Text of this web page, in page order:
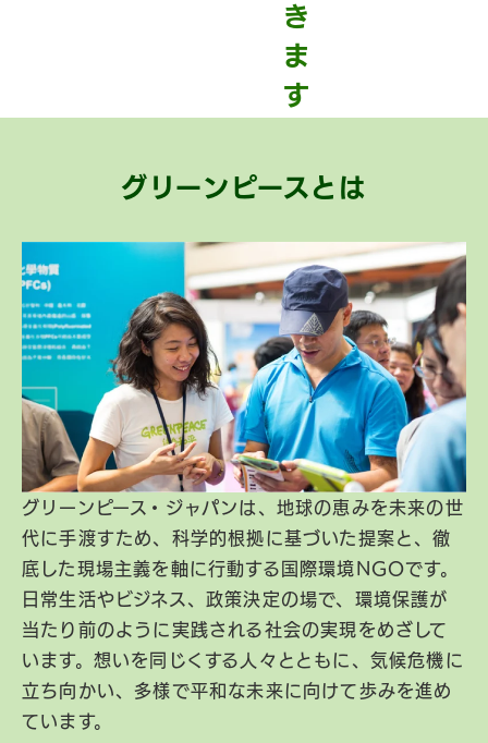
グリーンピースとは
グリーンピース・ジャパンは、地球の恵みを未来の世
代に手渡すため、科学的根拠に基づいた提案と、徹
底した現場主義を軸に行動する国際環境NGOです。
日常生活やビジネス、政策決定の場で、環境保護が
当たり前のように実践される社会の実現をめざして
います。想いを同じくする人々とともに、気候危機に
立ち向かい、多様で平和な未来に向けて歩みを進め
ています。